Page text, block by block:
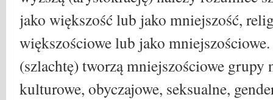
jako większość lub jako mniejszość,
większościowe lub jako
(szlachtę) tworzą mniejszościowe grupy
kulturowe, obyczajowe, seksualne,